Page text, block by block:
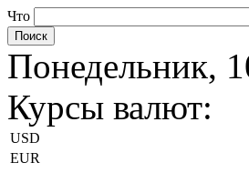
Что
Понедельник,
Курсы валют:
USD
EUR